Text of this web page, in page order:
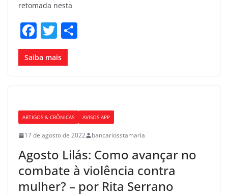
retomada nesta
F
a
c
o
o
k
T
w
itt
Saiba mais
ARTIGOS & CRÔNICAS AVISOS APP
17 de agosto de 2022 bancariosstamaria
Agosto Lilás: Como avançar no
combate à violência contra
mulher? – por Rita Serrano